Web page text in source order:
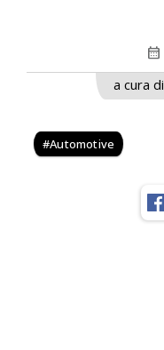
calendar_month
a cura di
Automotive